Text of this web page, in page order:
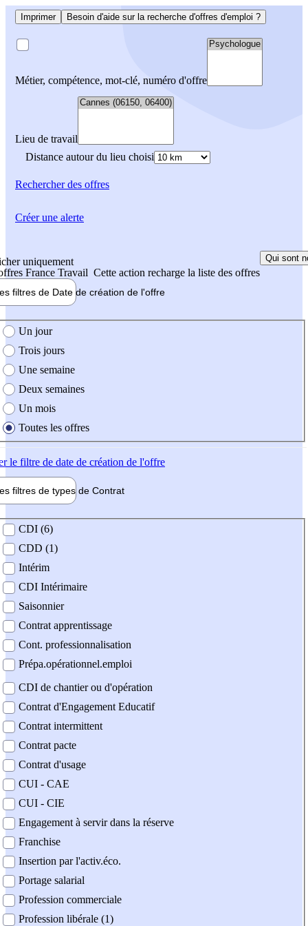
Imprimer Besoin d'aide sur la recherche d'offres d'emploi ?
Métier, compétence, mot-clé, numéro d'offre
Lieu de travail
Distance autour du lieu choisi
Rechercherdes offres
uniquement
France Travail Cette action recharge la liste des offres
Qui sont
filtres de Date de création de l'offre
création de l'offre
Un jour
Trois jours
Une semaine
Deux semaines
Un mois
Toutes les offres
le filtre de date de création de l'offre
filtres de types de Contrat
contrat
CDI (6)
CDD (1)
Intérim
CDI Intérimaire
Saisonnier
Contrat apprentissage
Cont. professionnalisation
Prépa.opérationnel.emploi
CDI de chantier ou d'opération
Contrat d'Engagement Educatif
Contrat intermittent
Contrat pacte
Contrat d'usage
CUI - CAE
CUI - CIE
Engagement à servir dans la réserve
Franchise
Insertion par l'activ.éco.
Portage salarial
Profession commerciale
Profession libérale (1)
Créer une alerte